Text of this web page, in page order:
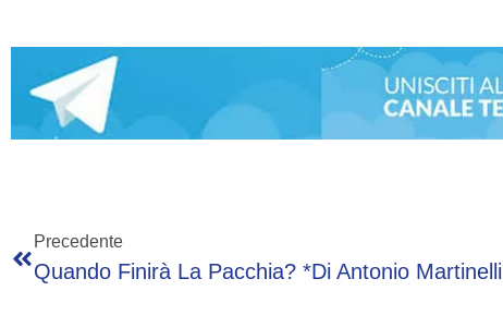
Precedente
Quando Finirà La Pacchia? *di Antonio Martinelli